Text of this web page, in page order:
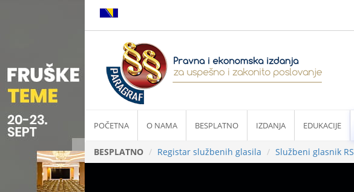
POČETNA O NAMA BESPLATNO IZDANJA EDUKACIJE
BESPLATNO Registar službenih glasila Službeni glasnik RS